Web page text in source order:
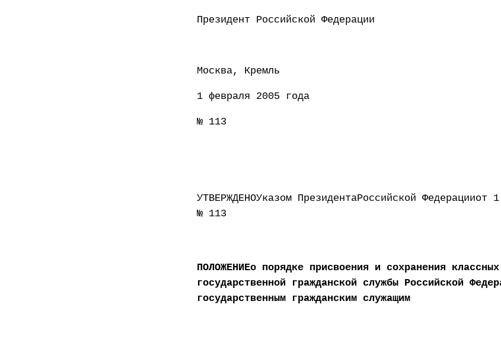
Президент Российской
Москва, Кремль
1 февраля 2005 года
№ 113
УТВЕРЖДЕНОУказом ПрезидентаРоссийской Федерацииот
№ 113
ПОЛОЖЕНИЕо порядке присвоения и сохранения
государственной гражданской службы Российской
государственным гражданским служащим